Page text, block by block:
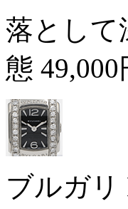
落として
態 49,000
ブルガリ